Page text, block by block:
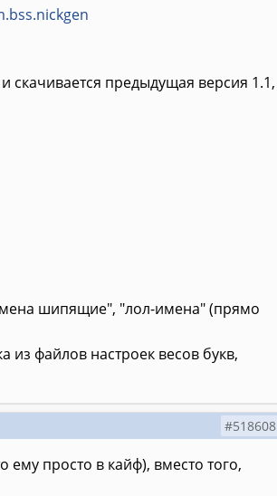
скачивается предыдущая версия 1.1,
шипящие", "лол-имена" (прямо
из файлов настроек весов букв,
#518608
просто в кайф), вместо того,